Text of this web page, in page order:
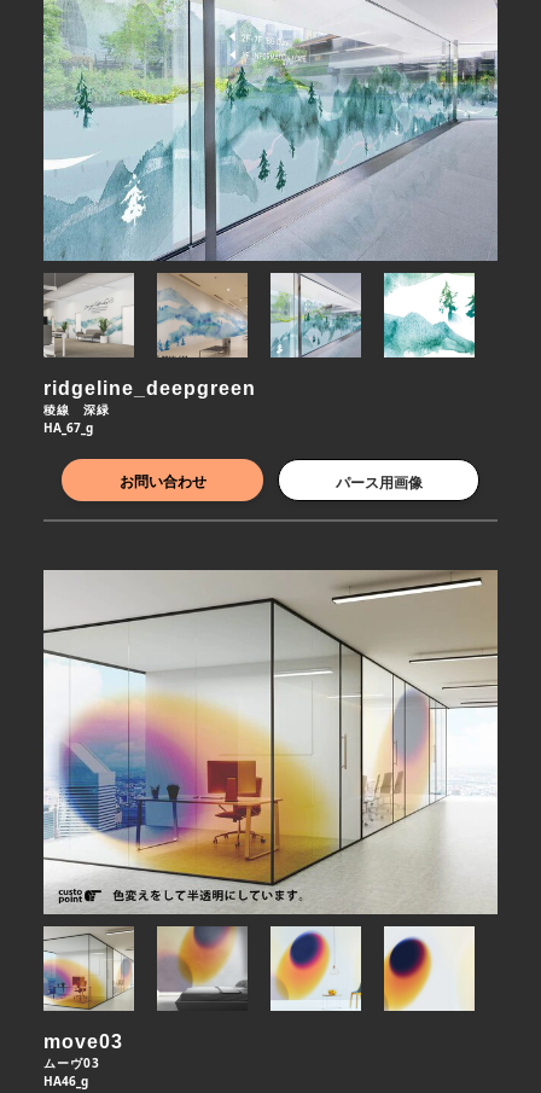
ridgeline_deepgreen
稜線　深緑
HA_67_g
お問い合わせ パース用画像
move03
ムーヴ03
HA46_g